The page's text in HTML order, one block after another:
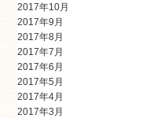
2017年10月
2017年9月
2017年8月
2017年7月
2017年6月
2017年5月
2017年4月
2017年3月